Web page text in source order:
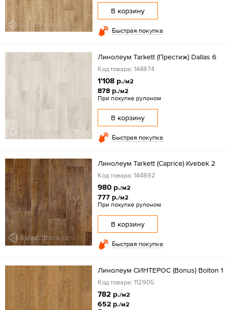
В корзину
Быстрая покупка
Линолеум Tarkett (Престиж) Dallas 6
Код товара: 144874
1'108 р./м2
878 р./м2
При покупке рулоном
В корзину
Быстрая покупка
Линолеум Tarkett (Caprice) Kvebek 2
Код товара: 144892
980 р./м2
777 р./м2
При покупке рулоном
В корзину
Быстрая покупка
Линолеум СИНТЕРОС (Bonus) Bolton 1
Код товара: 112905
782 р./м2
652 р./м2